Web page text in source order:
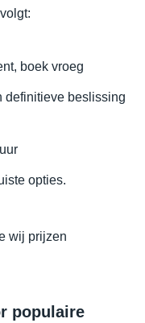
boek vroeg
definitieve beslissing
opties.
wij prijzen
populaire